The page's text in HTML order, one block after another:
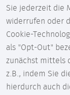
Sie jederzeit die
widerrufen oder
Cookie-
als "Opt-Out"
zunächst mittels
z.B., indem Sie
hierdurch auch